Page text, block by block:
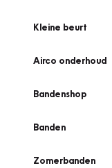
Kleine beurt
Airco onderhoud
Bandenshop
Banden
Zomerbanden